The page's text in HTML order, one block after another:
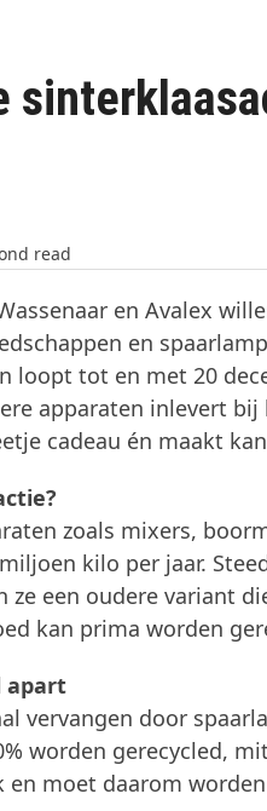
read
en Avalex
en
loopt tot en met 20
apparaten inlevert
cadeau én maakt
zoals mixers,
kilo per jaar.
ze een oudere variant
kan prima worden
apart
vervangen door
worden gerecycled,
en moet daarom